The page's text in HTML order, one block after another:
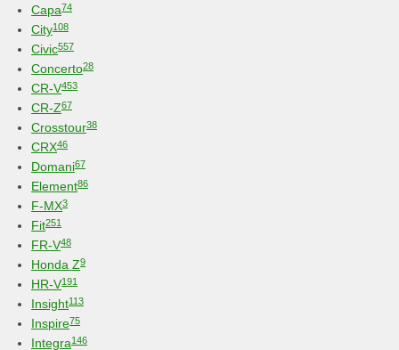
Capa74
City108
Civic557
Concerto28
CR-V453
CR-Z67
Crosstour38
CRX46
Domani67
Element86
F-MX3
Fit251
FR-V48
Honda Z9
HR-V191
Insight113
Inspire75
Integra146